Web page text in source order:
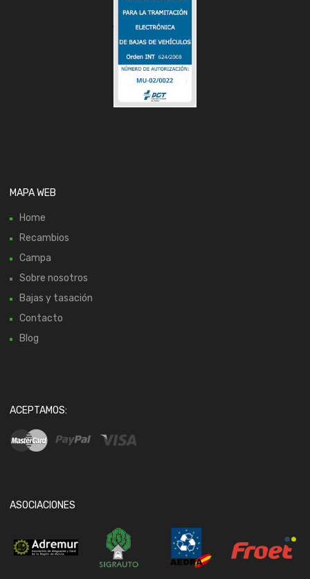
MAPA WEB
Home
Recambios
Campa
Sobre nosotros
Bajas y tasación
Contacto
Blog
ACEPTAMOS:
ASOCIACIONES